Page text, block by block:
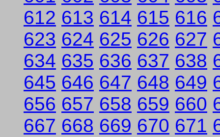
612 613 614 615 616
623 624 625 626 627
634 635 636 637 638
645 646 647 648 649
656 657 658 659 660
667 668 669 670 671